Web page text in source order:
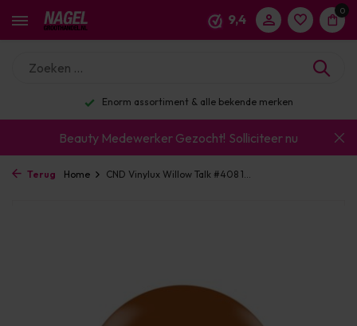
9,4
0
Enorm assortiment & alle bekende merken
Beauty Medewerker Gezocht! Solliciteer nu
Terug Home CND Vinylux Willow Talk #408 1...